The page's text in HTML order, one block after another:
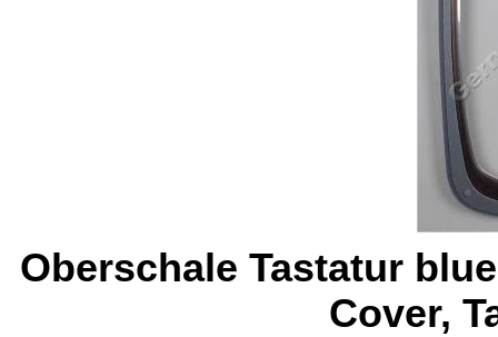
Oberschale Tastatur
Cover,